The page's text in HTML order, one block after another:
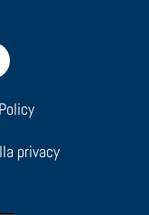
privacy